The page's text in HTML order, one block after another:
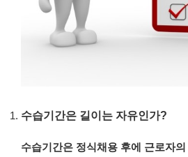
수습기간은 길이는 자유인가?
수습기간은 정식채용 후에 근로자의